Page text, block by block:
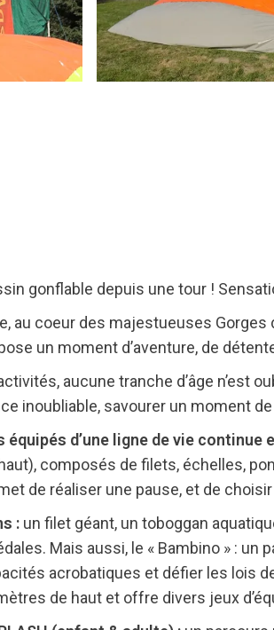
gonflable depuis une tour !
au coeur des majestueuses
un moment d’aventure, de
aucune tranche d’âge n’est
inoubliable, savourer un moment
équipés d’une ligne de vie
composés de filets, échelles,
de réaliser une pause, et de
: un filet géant, un toboggan
Mais aussi, le « Bambino » : un
acrobatiques et défier les lois
de haut et offre divers jeux